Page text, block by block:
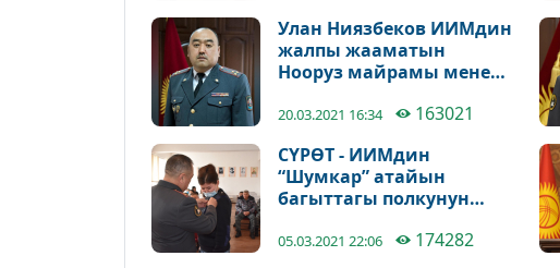
Улан Ниязбеков ИИМдин
жалпы жааматын
Нооруз майрамы менен
20.03.2021 16:34 163021
СҮРӨТ - ИИМдин
“Шумкар” атайын
багыттагы полкунун
айымдарын
05.03.2021 22:06 174282